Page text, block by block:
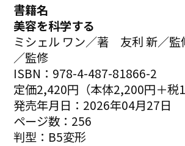
書籍名
美容を科学する
ミシェル ワン／著 友利 新／
／監修
ISBN：978-4-487-81866-2
定価2,420円（本体2,200円＋税
発売年月日：2026年04月27日
ページ数：256
判型：B5変形